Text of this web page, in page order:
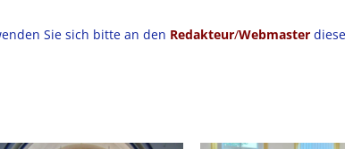
Sie sich bitte an den Redakteur/Webmaster